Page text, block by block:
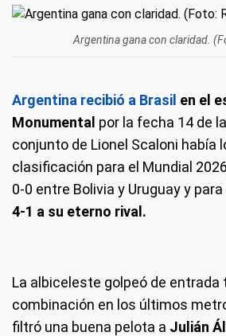
Argentina gana con claridad.
Argentina recibió a Brasil en el
Monumental por la fecha 14 de
conjunto de Lionel Scaloni había
clasificación para el Mundial
0-0 entre Bolivia y Uruguay y
4-1 a su eterno rival.
La albiceleste golpeó de
combinación en los últimos
filtró una buena pelota a Julián